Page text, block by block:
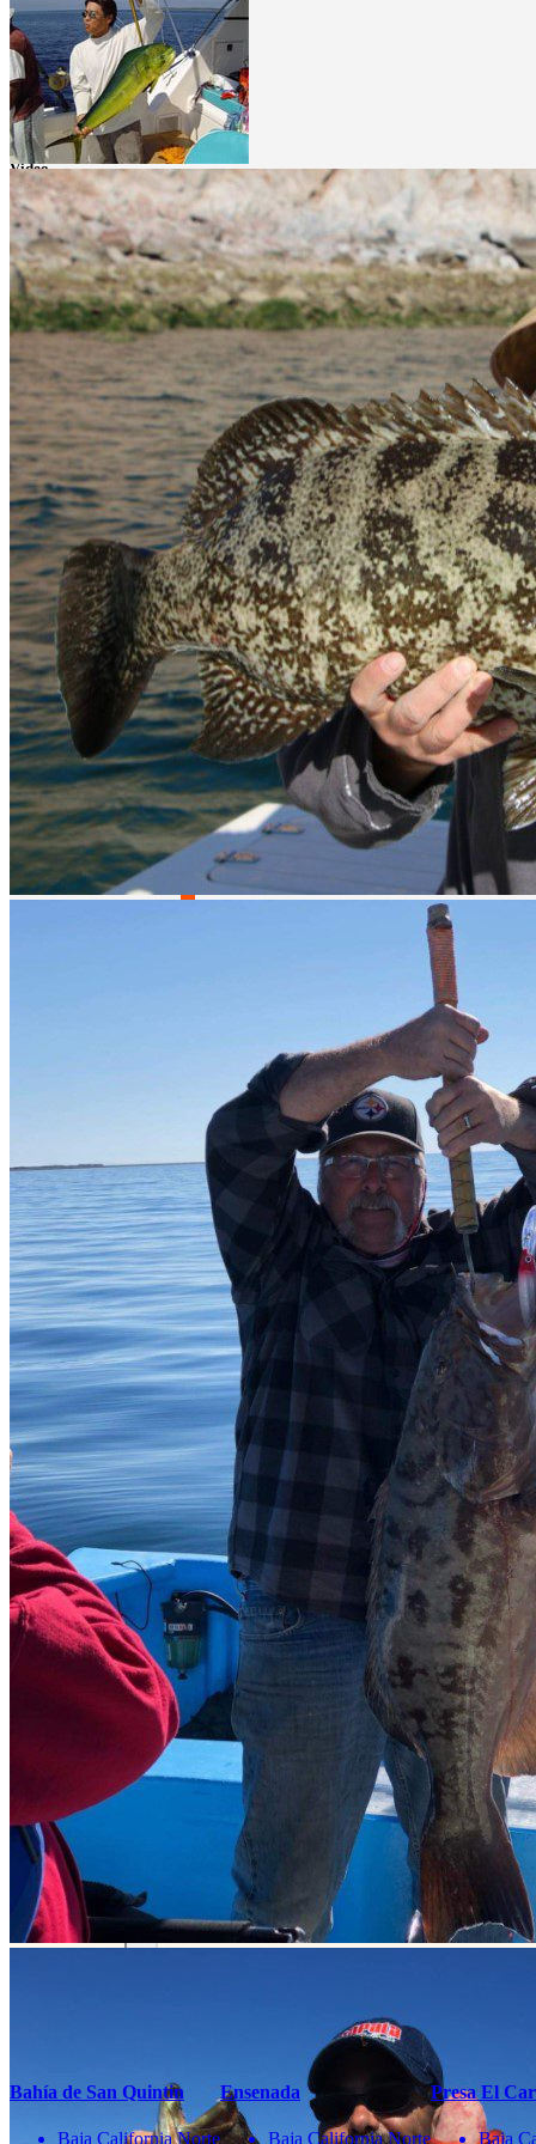
next
prev
next
Video
Puntos de pesca que te van a gustar
Esta localizado a 120 millas al sur de la ciudad de Mexicali, en la
la Núm. 3 de Ensenada a San Felipe. Para llegar por vía aérea
¿Qué pescar?
Los prestadores de servicios turísticos de la zona señalan que es
atún predominan de noviembre a marzo. También se puede pescar
No se debe olvidar intentar la pesca cerca de la isla llamada Roca
Las autoridades de turismo invitan a pescadores deportivos a cuidar
Lo que te interesa
Municipio
San Felipe
Estado
Baja California Norte
Location
San Felípe, B.C., México
Get Directions
Newsletter
¡No te pierdas una buena pesca!
Compártenos tu correo
Te enviaremos mensajes con
información y ofertas
de última hora
Nombre
correo
Teléfono
También te pueden interesar
Bahía de San Quintin
Baja California Norte
Ensenada
Baja California Norte
Presa El
Baja